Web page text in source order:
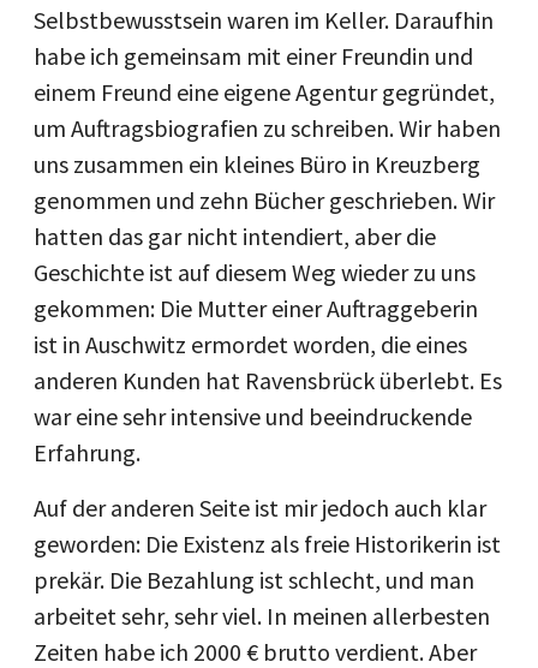
Selbstbewusstsein waren im Keller. Daraufhin
habe ich gemeinsam mit einer Freundin und
einem Freund eine eigene Agentur gegründet,
um Auftragsbiografien zu schreiben. Wir haben
uns zusammen ein kleines Büro in Kreuzberg
genommen und zehn Bücher geschrieben. Wir
hatten das gar nicht intendiert, aber die
Geschichte ist auf diesem Weg wieder zu uns
gekommen: Die Mutter einer Auftraggeberin
ist in Auschwitz ermordet worden, die eines
anderen Kunden hat Ravensbrück überlebt. Es
war eine sehr intensive und beeindruckende
Erfahrung.
Auf der anderen Seite ist mir jedoch auch klar
geworden: Die Existenz als freie Historikerin ist
prekär. Die Bezahlung ist schlecht, und man
arbeitet sehr, sehr viel. In meinen allerbesten
Zeiten habe ich 2000 € brutto verdient. Aber